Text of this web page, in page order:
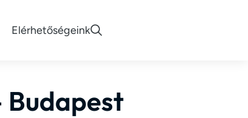
Elérhetőségeink
Budapest